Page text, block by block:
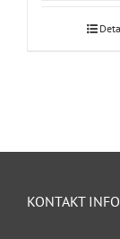
KONTAKT INFO